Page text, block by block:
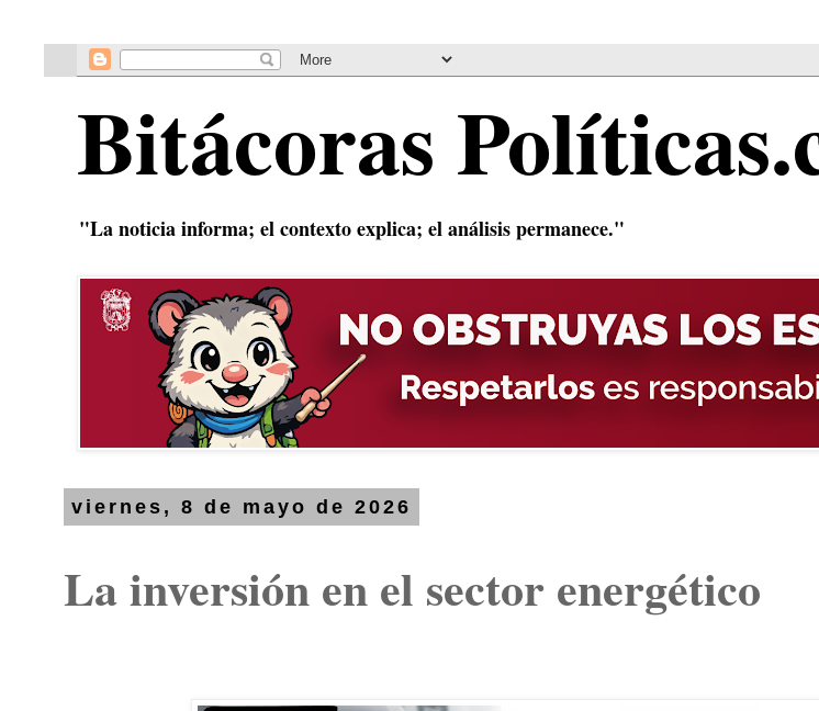
Bitácoras
"La noticia informa; el contexto explica; el análisis permanece."
viernes, 8 de mayo de 2026
La inversión en el sector energético